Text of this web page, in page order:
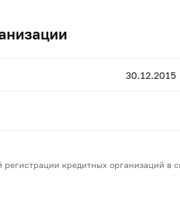
30.12.2015
регистрации кредитных организаций в